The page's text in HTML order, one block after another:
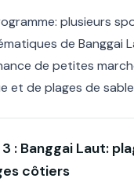
plusieurs
de Banggai
de petites
et de plages de
: Banggai Laut:
côtiers